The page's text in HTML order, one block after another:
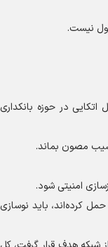
نیست.
در حوزه بانکداری
مصون بماند.
امنیتی شود.
کرده‌اند، باید نوسازی